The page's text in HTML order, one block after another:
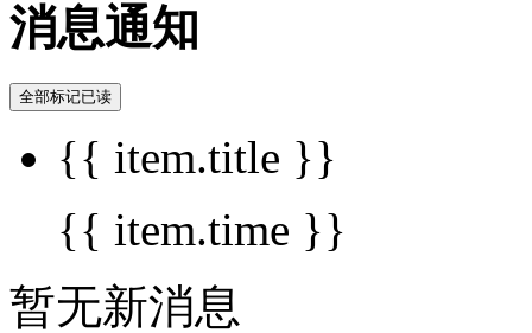
消息通知
全部标记已读
{{ item.title }}
{{ item.time }}
暂无新消息